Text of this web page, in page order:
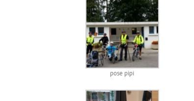
pose pipi